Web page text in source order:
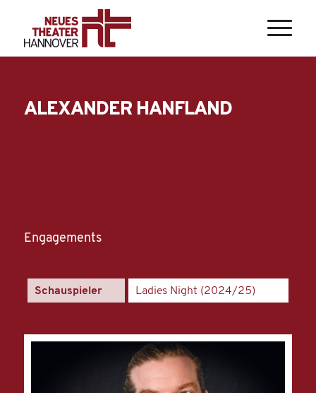
ALEXANDER HANFLAND
Engagements
Schauspieler Ladies Night (2024/25)